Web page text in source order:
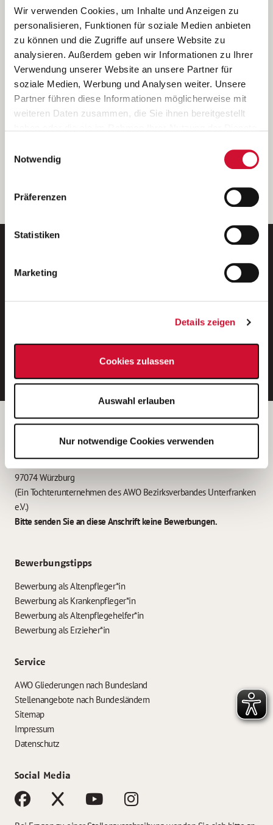
Wir verwenden Cookies, um Inhalte und Anzeigen zu
personalisieren, Funktionen für soziale Medien anbieten
zu können und die Zugriffe auf unsere Website zu
analysieren. Außerdem geben wir Informationen zu Ihrer
Verwendung unserer Website an unsere Partner für
soziale Medien, Werbung und Analysen weiter. Unsere
Partner führen diese Informationen möglicherweise mit
weiteren Daten zusammen, die Sie ihnen bereitgestellt
Wenn Sie auf „Cookies zulassen“ klicken, so stimmen
Sie der Speicherung sämtlicher Cookies zu. Sie können
Ihre Einwilligung selbstverständlich jederzeit widerrufen,
indem Sie die Cookie-Einstellungen aufrufen und diese
unserer
Notwendig
Präferenzen
Statistiken
Marketing
Details zeigen
Cookies zulassen
Auswahl erlauben
Nur notwendige Cookies verwenden
Ich bin damit einverstanden, dass meine personenbezogenen Daten
ausschließlich zum Zweck der Durchführung der Kontaktanfrage
verarbeitet, auf IT- Systemen der Garitz Bewirtschaftungsbetriebe
GmbH, Heinrich-von-Kleist-Straße 2, 97688 Bad Kissingen
(Betreiber) gespeichert und an die für das Stellenangebot
verantwortliche Stelle zur Kontaktaufnahme weitergegeben
werden.
Diese Einwilligungserklärung kann ich jederzeit gegenüber dem
Weitere Details können Sie der
entnehmen.
E-Mail-Adresse eintragen
Betreiber der Webseite
Garitz Bewirtschaftungsbetriebe GmbH
Kantstraße 45a
97074 Würzburg
(Ein Tochterunternehmen des AWO Bezirksverbandes Unterfranken
e.V.)
Bitte senden Sie an diese Anschrift keine Bewerbungen.
Bewerbungstipps
Bewerbung als Altenpfleger*in
Bewerbung als Krankenpfleger*in
Bewerbung als Altenpflegehelfer*in
Bewerbung als Erzieher*in
Service
AWO Gliederungen nach Bundesland
Stellenangebote nach Bundesländern
Sitemap
Impressum
Datenschutz
Social Media